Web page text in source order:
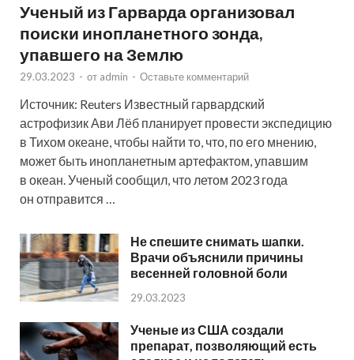
Ученый из Гарварда организовал
поиски инопланетного зонда,
упавшего на Землю
29.03.2023 - от admin - Оставьте комментарий
Источник: Reuters Известный гарвардский
астрофизик Ави Лёб планирует провести экспедицию
в Тихом океане, чтобы найти то, что, по его мнению,
может быть инопланетным артефактом, упавшим
в океан. Ученый сообщил, что летом 2023 года
он отправится …
Не спешите снимать шапки.
Врачи объяснили причины
весенней головной боли
29.03.2023
Ученые из США создали
препарат, позволяющий есть